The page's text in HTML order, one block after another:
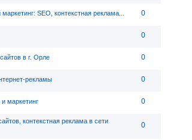
SEO, контекстная реклама... 0
0
в г. Орле 0
рекламы 0
маркетинг 0
контекстная реклама в сети
0